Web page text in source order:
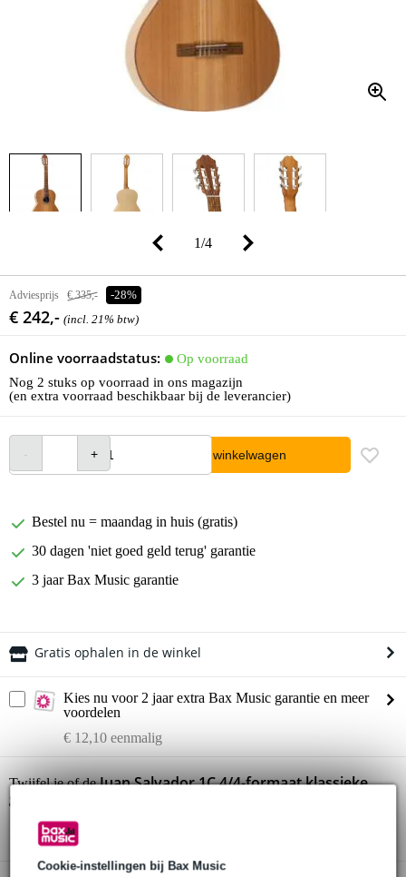
Cookie-instellingen bij Bax Music
1/4
Adviesprijs € 335,- -28%
€ 242,- (incl. 21% btw)
Online voorraadstatus:
Op voorraad
Nog 2 stuks op voorraad in ons magazijn
(en extra voorraad beschikbaar bij de leverancier)
In winkelwagen
Bestel nu = maandag in huis (gratis)
30 dagen 'niet goed geld terug' garantie
3 jaar Bax Music garantie
Gratis ophalen in de winkel
Kies nu voor 2 jaar extra Bax Music garantie en meer
voordelen
€ 12,10 eenmalig
Twijfel je of deJuan Salvador 1C 4/4-formaat klassieke
gitaar